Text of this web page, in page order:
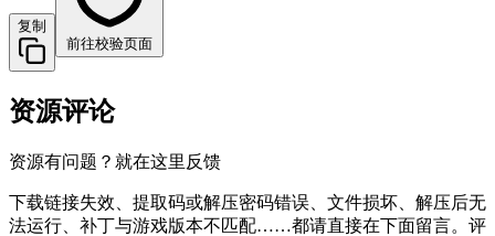
复制
前往校验页面
资源评论
资源有问题？就在这里反馈
下载链接失效、提取码或解压密码错误、文件损坏、解压后无
法运行、补丁与游戏版本不匹配……都请直接在下面留言。评